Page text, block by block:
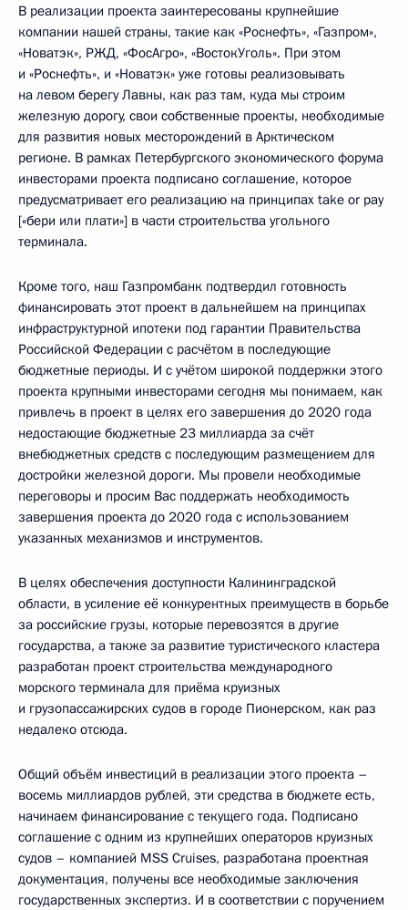
В реализации проекта заинтересованы крупнейшие
компании нашей страны, такие как «Роснефть», «Газпром»,
«Новатэк», РЖД, «ФосАгро», «ВостокУголь». При этом
и «Роснефть», и «Новатэк» уже готовы реализовывать
на левом берегу Лавны, как раз там, куда мы строим
железную дорогу, свои собственные проекты, необходимые
для развития новых месторождений в Арктическом
регионе. В рамках Петербургского экономического форума
инвесторами проекта подписано соглашение, которое
предусматривает его реализацию на принципах take or pay
[«бери или плати»] в части строительства угольного
терминала.
Кроме того, наш Газпромбанк подтвердил готовность
финансировать этот проект в дальнейшем на принципах
инфраструктурной ипотеки под гарантии Правительства
Российской Федерации с расчётом в последующие
бюджетные периоды. И с учётом широкой поддержки этого
проекта крупными инвесторами сегодня мы понимаем, как
привлечь в проект в целях его завершения до 2020 года
недостающие бюджетные 23 миллиарда за счёт
внебюджетных средств с последующим размещением для
достройки железной дороги. Мы провели необходимые
переговоры и просим Вас поддержать необходимость
завершения проекта до 2020 года с использованием
указанных механизмов и инструментов.
В целях обеспечения доступности Калининградской
области, в усиление её конкурентных преимуществ в борьбе
за российские грузы, которые перевозятся в другие
государства, а также за развитие туристического кластера
разработан проект строительства международного
морского терминала для приёма круизных
и грузопассажирских судов в городе Пионерском, как раз
недалеко отсюда.
Общий объём инвестиций в реализации этого проекта –
восемь миллиардов рублей, эти средства в бюджете есть,
начинаем финансирование с текущего года. Подписано
соглашение с одним из крупнейших операторов круизных
судов – компанией MSS Cruises, разработана проектная
документация, получены все необходимые заключения
государственных экспертиз. И в соответствии с поручением